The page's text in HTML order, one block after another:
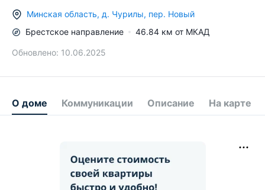
Минская область, д. Чурилы, пер. Новый
Брестское направление 46.84 км от МКАД
Обновлено: 10.06.2025
О доме Коммуникации Описание На карте